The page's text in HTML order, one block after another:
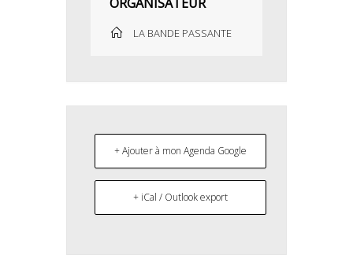
LA BANDE PASSANTE
+ Ajouter à mon Agenda Google
+ iCal / Outlook export